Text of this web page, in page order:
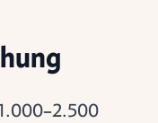
1.000–2.500